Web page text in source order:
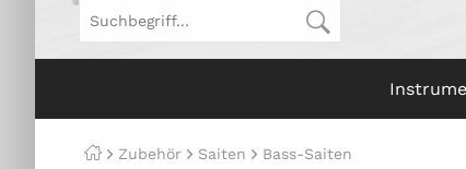
Zubehör Saiten Bass-Saiten